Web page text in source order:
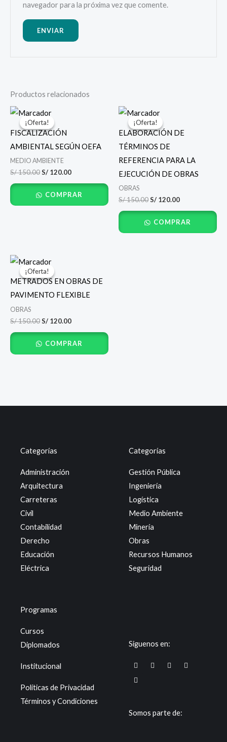
navegador para la próxima vez que comente.
Productos relacionados
¡Oferta!
¡Oferta!
FISCALIZACIÓN
AMBIENTAL SEGÚN OEFA
MEDIO AMBIENTE
S/150.00
El
precio
original
era:
S/ 150.00.
S/ 120.00
S/ 120.00.
COMPRAR
¡Oferta!
¡Oferta!
ELABORACIÓN DE
TÉRMINOS DE
REFERENCIA PARA LA
EJECUCIÓN DE OBRAS
OBRAS
S/150.00
El
precio
original
era:
S/ 150.00.
S/ 120.00
es:
COMPRAR
¡Oferta!
¡Oferta!
METRADOS EN OBRAS DE
PAVIMENTO FLEXIBLE
OBRAS
S/150.00
El
precio
original
era:
S/ 150.00.
S/ 120.00
es:
S/ 120.00.
COMPRAR
Categorías
Administración
Arquitectura
Carreteras
Civil
Contabilidad
Derecho
Educación
Eléctrica
Categorías
Gestión Pública
Ingeniería
Logística
Medio Ambiente
Minería
Obras
Recursos Humanos
Seguridad
Programas
Cursos
Diplomados
Institucional
Políticas de Privacidad
Términos y Condiciones
Siguenos en:
F
a
c
e
k
I
n
a
m
Y
o
X
-
T
i
k
t
Somos parte de: